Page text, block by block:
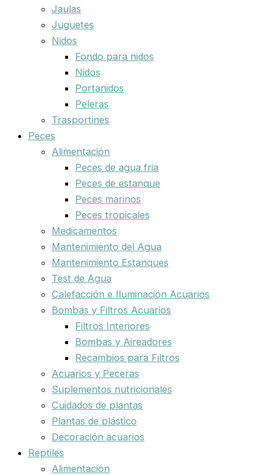
Jaulas
Juguetes
Nidos
Fondo para nidos
Nidos
Portanidos
Peleras
Trasportines
Peces
Alimentación
Peces de agua fria
Peces de estanque
Peces marinos
Peces tropicales
Medicamentos
Mantenimiento del Agua
Mantenimiento Estanques
Test de Agua
Calefacción e Iluminación Acuarios
Bombas y Filtros Acuarios
Filtros Interiores
Bombas y Aireadores
Recambios para Filtros
Acuarios y Peceras
Suplementos nutricionales
Cuidados de plantas
Plantas de plástico
Decoración acuarios
Reptiles
Alimentación